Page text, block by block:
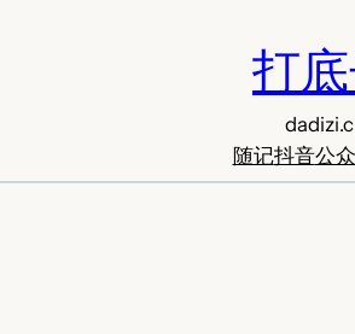
打
随记抖音公